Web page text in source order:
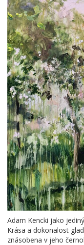
Adam Kencki jako
Krása a dokonalost
znásobena v jeho